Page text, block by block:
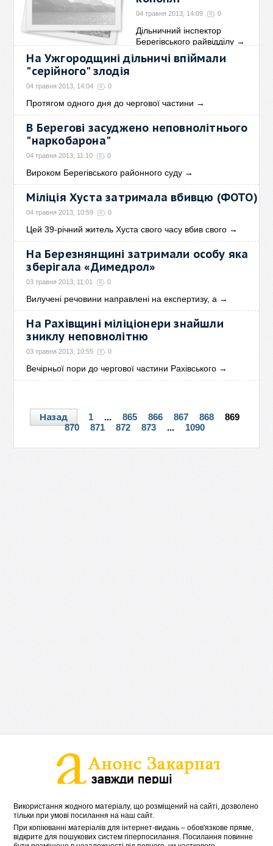
04 травня 2013, 14:09 0
Дільничний інспектор
Берегівського райвідділу →
На Ужгородщині дільничі впіймали
"серійного" злодія
04 травня 2013, 14:04 0
Протягом одного дня до чергової частини →
В Берегові засуджено неповнолітнього
"наркобарона"
04 травня 2013, 11:10 0
Вироком Берегівського районного суду →
Міліція Хуста затримала вбивцю (ФОТО)
04 травня 2013, 10:59 0
Цей 39-річний житель Хуста свого часу вбив свого →
На Березнянщині затримали особу яка
зберігала «Димедрол»
03 травня 2013, 11:01 0
Вилучені речовини направлені на експертизу, а →
На Рахівщині міліціонери знайшли
зниклу неповнолітню
03 травня 2013, 10:55 0
Вечірньої пори до чергової частини Рахівського →
Назад 1 ... 865 866 867 868
869
870
871 872 873 ... 1090
Використання жодного матеріалу, що розміщений на сайті, дозволено
тільки при умові посилання на наш сайт.
При копіюванні матеріалів для інтернет-видань – обов'язкове пряме,
відкрите для пошукових систем гіперпосилання. Посилання повинне